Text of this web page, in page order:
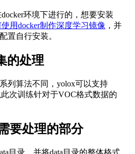
环境下进行的，想要安装
用docker制作深度学习镜像 ，并
置自行安装。
的处理
列算法不同，yolox可以支持
次训练针对于VOC格式数据的
要处理的部分